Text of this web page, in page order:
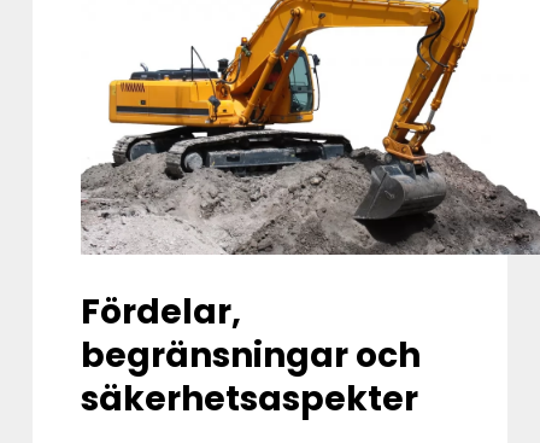
Fördelar,
begränsningar och
säkerhetsaspekter